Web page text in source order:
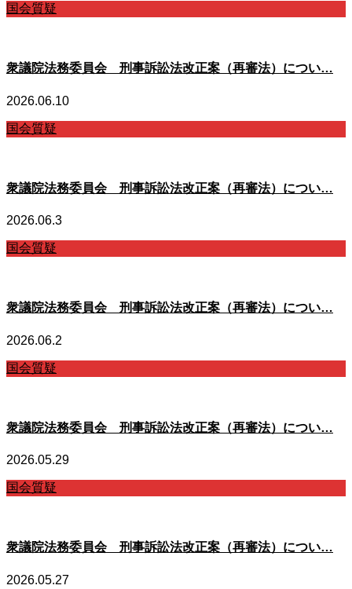
国会質疑
衆議院法務委員会 刑事訴訟法改正案（再審法）につい…
2026.06.10
国会質疑
衆議院法務委員会 刑事訴訟法改正案（再審法）につい…
2026.06.3
国会質疑
衆議院法務委員会 刑事訴訟法改正案（再審法）につい…
2026.06.2
国会質疑
衆議院法務委員会 刑事訴訟法改正案（再審法）につい…
2026.05.29
国会質疑
衆議院法務委員会 刑事訴訟法改正案（再審法）につい…
2026.05.27